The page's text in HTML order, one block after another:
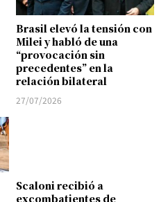
Brasil elevó la tensión con
Milei y habló de una
“provocación sin
precedentes” en la
relación bilateral
27/07/2026
Scaloni recibió a
excombatientes de